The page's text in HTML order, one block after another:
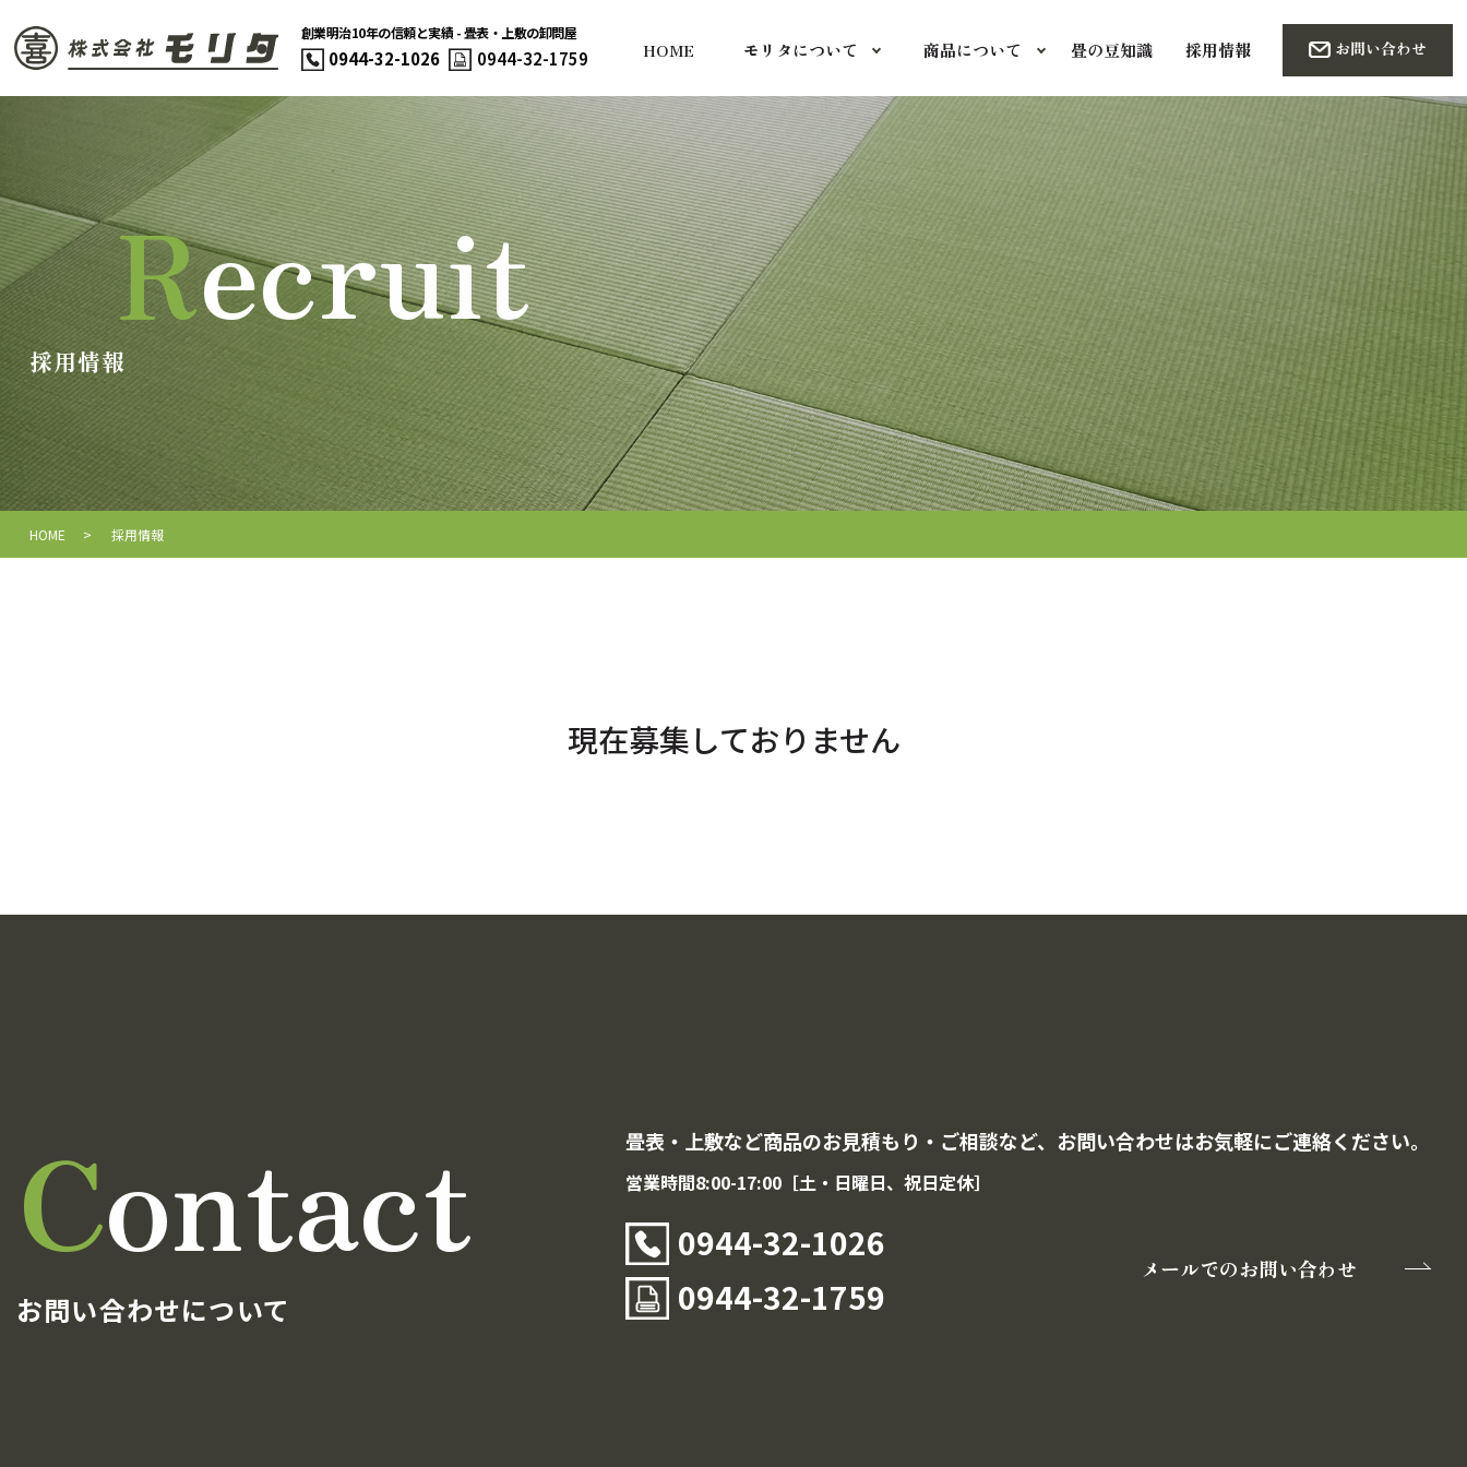
創業明治10年の信頼と実績 - 畳表・上敷の卸問屋
0944-32-1026 0944-32-1759 お問い合わせ
HOME モリタについて 商品について 畳の豆知識 採用情報
Recruit
採用情報
HOME 採用情報
現在募集しておりません
Contact
お問い合わせについて
畳表・上敷など商品のお見積もり・ご相談など、お問い合わせはお気軽にご連絡ください。
営業時間8:00-17:00［土・日曜日、祝日定休］
0944-32-1026
0944-32-1759
メールでのお問い合わせ